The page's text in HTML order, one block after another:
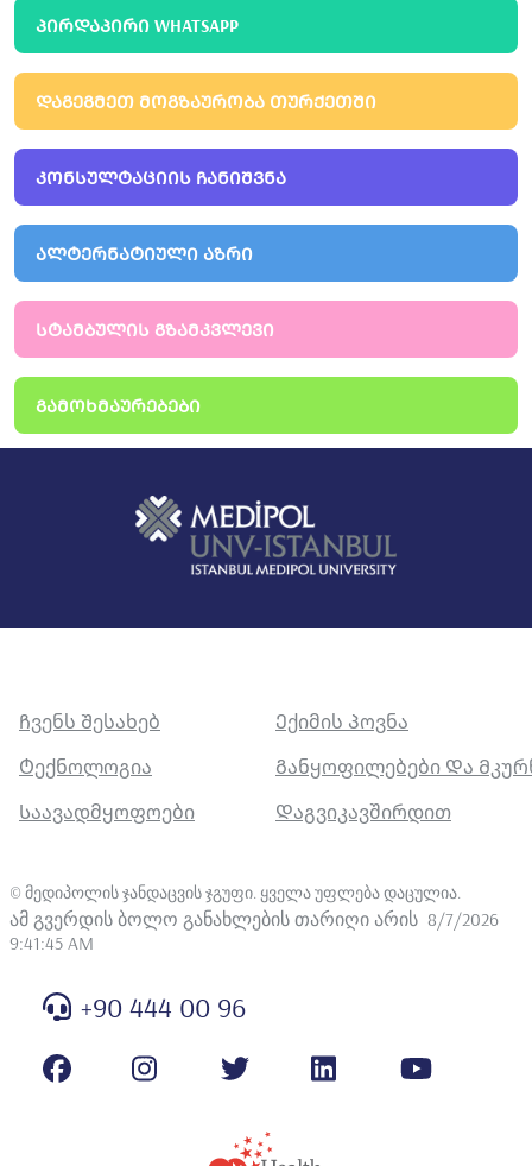
ᲞᲘᲠᲓᲐᲞᲘᲠᲘ WHATSAPP
ᲓᲐᲒᲔᲒᲛᲔᲗ ᲛᲝᲒᲖᲐᲣᲠᲝᲑᲐ ᲗᲣᲠᲥᲔᲗᲨᲘ
ᲙᲝᲜᲡᲣᲚᲢᲐᲪᲘᲘᲡ ᲩᲐᲜᲘᲨᲕᲜᲐ
ᲐᲚᲢᲔᲠᲜᲐᲢᲘᲣᲚᲘ ᲐᲖᲠᲘ
ᲡᲢᲐᲛᲑᲣᲚᲘᲡ ᲒᲖᲐᲛᲙᲕᲚᲔᲕᲘ
ᲒᲐᲛᲝᲮᲛᲐᲣᲠᲔᲑᲔᲑᲘ
Ჩვენს Შესახებ
Ექიმის Პოვნა
Ტექნოლოგია
Განყოფილებები Და
Საავადმყოფოები
Დაგვიკავშირდით
© მედიპოლის ჯანდაცვის ჯგუფი. ყველა უფლება დაცულია
ამ გვერდის ბოლო განახლების თარიღი არის 8/7/2026
9:41:45 AM
+90 444 00 96